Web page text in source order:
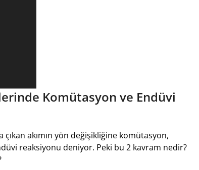
Komütasyon ve Endüvi
akımın yön değişikliğine komütasyon,
reaksiyonu deniyor. Peki bu 2 kavram nedir?